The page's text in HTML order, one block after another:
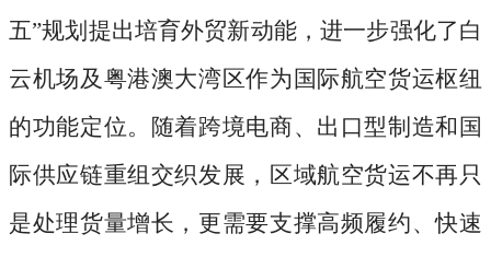
五”规划提出培育外贸新动能，进一步强化了白
云机场及粤港澳大湾区作为国际航空货运枢纽
的功能定位。随着跨境电商、出口型制造和国
际供应链重组交织发展，区域航空货运不再只
是处理货量增长，更需要支撑高频履约、快速